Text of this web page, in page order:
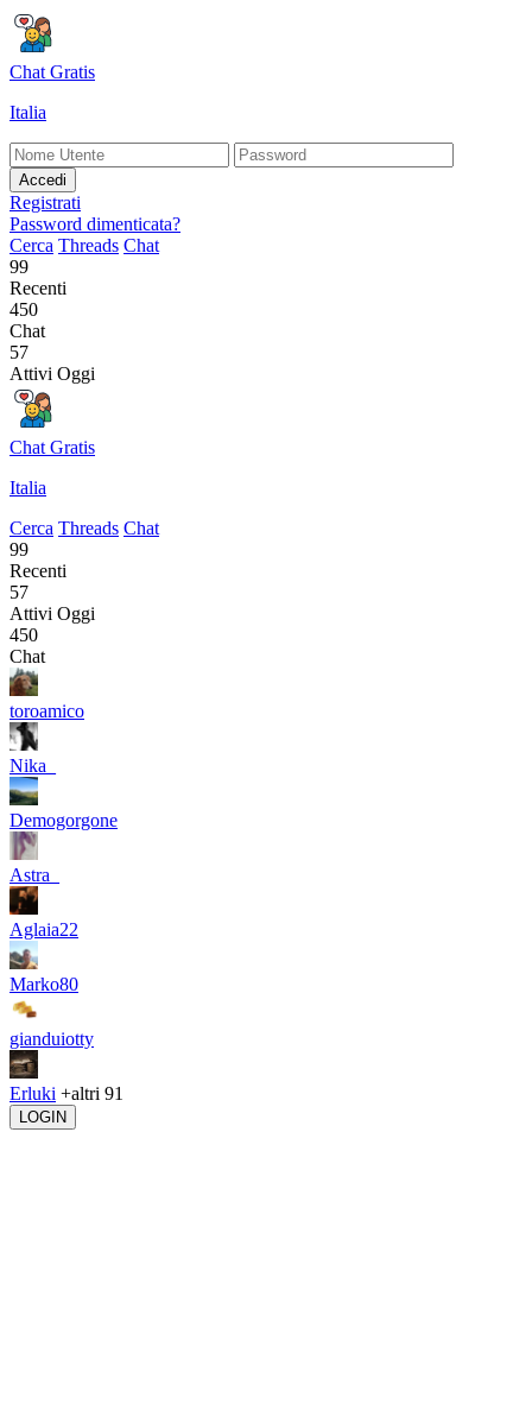
Chat Gratis
Italia
Accedi
Registrati
Password dimenticata?
Cerca Threads Chat
99
Recenti
450
Chat
57
Attivi Oggi
Chat Gratis
Italia
Cerca Threads Chat
99
Recenti
57
Attivi Oggi
450
Chat
toroamico
Nika_
Demogorgone
Astra_
Aglaia22
Marko80
gianduiotty
Erluki +altri 91
LOGIN